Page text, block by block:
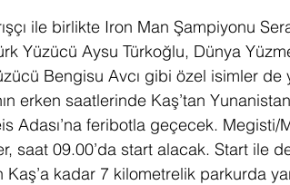
ile birlikte Iron Man Şampiyonu
Yüzücü Aysu Türkoğlu, Dünya
Bengisu Avcı gibi özel isimler de
erken saatlerinde Kaş’tan
Adası’na feribotla geçecek. Megisti/
saat 09.00’da start alacak. Start ile
kadar 7 kilometrelik parkurda